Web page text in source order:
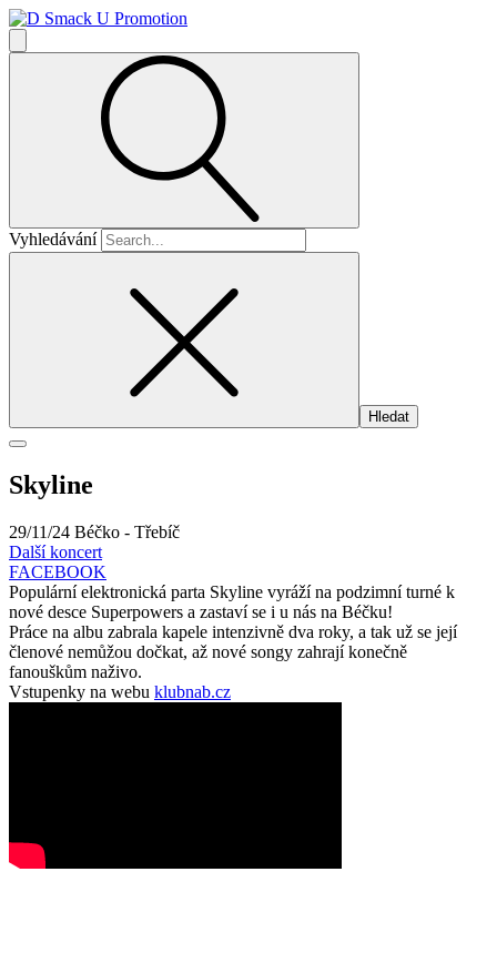
Vyhledávání
Skyline
29/11/24 Béčko - Třebíč
Další koncert
FACEBOOK
Populární elektronická parta Skyline vyráží na podzimní turné k
nové desce Superpowers a zastaví se i u nás na Béčku!
Práce na albu zabrala kapele intenzivně dva roky, a tak už se její
členové nemůžou dočkat, až nové songy zahrají konečně
fanouškům naživo.
Vstupenky na webu klubnab.cz